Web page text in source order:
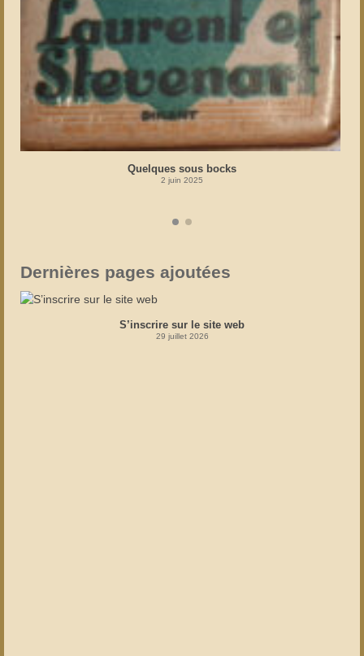
Quelques sous bocks
2 juin 2025
Dernières pages ajoutées
S’inscrire sur le site web
29 juillet 2026